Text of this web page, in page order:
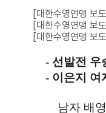
[대한수영연맹 보
[대한수영연맹 보
[대한수영연맹 보
-선발전 우
- 이은지
남자 배